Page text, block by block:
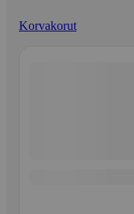
Korvakorut